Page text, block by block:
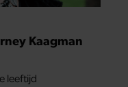
Kaagman
leeftijd